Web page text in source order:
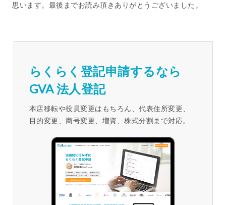
思います。最後までお読み頂きありがとうございました。
らくらく登記申請するなら
GVA 法人登記
本店移転や役員変更はもちろん、代表住所変更、
目的変更、商号変更、増資、株式分割まで対応。